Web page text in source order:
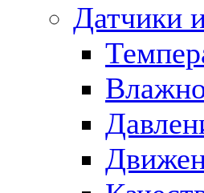
Датчики